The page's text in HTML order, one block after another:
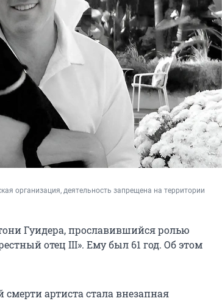
организация, деятельность запрещена на территории
Гуидера, прославившийся ролью
отец III». Ему был 61 год. Об этом
артиста стала внезапная